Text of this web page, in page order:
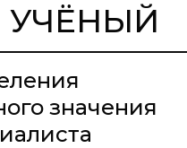
значения